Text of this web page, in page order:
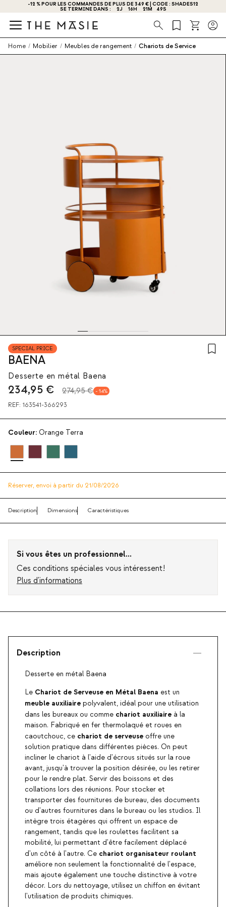
POUR LES COMMANDES DE PLUS DE 349 € | CODE : SHADES12
SE TERMINE DANS : 2J 16H 21M 49S
OBTENEZ - 10 % DE RÉDUCTION EN VOUS INSCRIVANT DÈS MAINTENANT !
Recherche
Home / Mobilier / Meubles de rangement / Chariots de Service
SPECIAL PRICE
BAENA
Desserte en métal Baena
234,95 € 274,95 € 14
REF: 163541-366293
Couleur: Orange Terra
Réserver, envoi à partir du 21/08/2026
Description Dimensions Caractéristiques
Si vous êtes un professionnel...
Ces conditions spéciales vous intéressent!
Plus d'informations
Description
Desserte en métal Baena
Le Chariot de Serveuse en Métal Baena est un
meuble auxiliaire polyvalent, idéal pour une utilisation
dans les bureaux ou comme chariot auxiliaire à la
maison. Fabriqué en fer thermolaqué et roues en
caoutchouc, ce chariot de serveuse offre une
solution pratique dans différentes pièces. On peut
incliner le chariot à l'aide d'écrous situés sur la roue
avant, jusqu'à trouver la position désirée, ou les retirer
pour le rendre plat. Servir des boissons et des
collations lors des réunions. Pour stocker et
transporter des fournitures de bureau, des documents
ou d'autres fournitures dans le bureau ou les studios. Il
intègre trois étagères qui offrent un espace de
rangement, tandis que les roulettes facilitent sa
mobilité, lui permettant d'être facilement déplacé
d'un côté à l'autre. Ce chariot organisateur roulant
améliore non seulement la fonctionnalité de l'espace,
mais ajoute également une touche distinctive à votre
décor. Lors du nettoyage, utilisez un chiffon en évitant
l'utilisation de produits chimiques.